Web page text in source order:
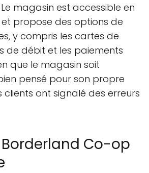
magasin est accessible en
propose des options de
y compris les cartes de
de débit et les paiements
que le magasin soit
pensé pour son propre
ont signalé des erreurs
Borderland Co-op